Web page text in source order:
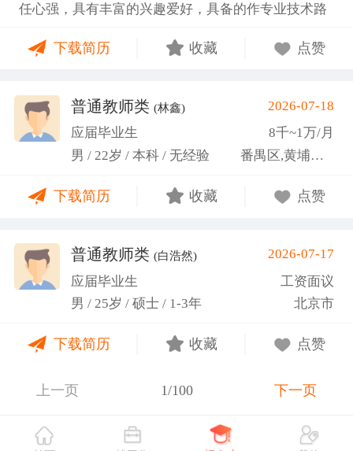
任心强，具有丰富的兴趣爱好，具备的作专业技术路
任班级生活委员与课程助管，多次组织班级篮球、羽
关活动。
下载简历 收藏 点赞
普通教师类 (林鑫)
2026-07-18
应届毕业生
8千~1万/月
男 / 22岁 / 本科 / 无经验
番禺区,黄埔区,越秀区
下载简历 收藏 点赞
普通教师类 (白浩然)
2026-07-17
应届毕业生
工资面议
男 / 25岁 / 硕士 / 1-3年
北京市
下载简历 收藏 点赞
上一页 1/100 下一页